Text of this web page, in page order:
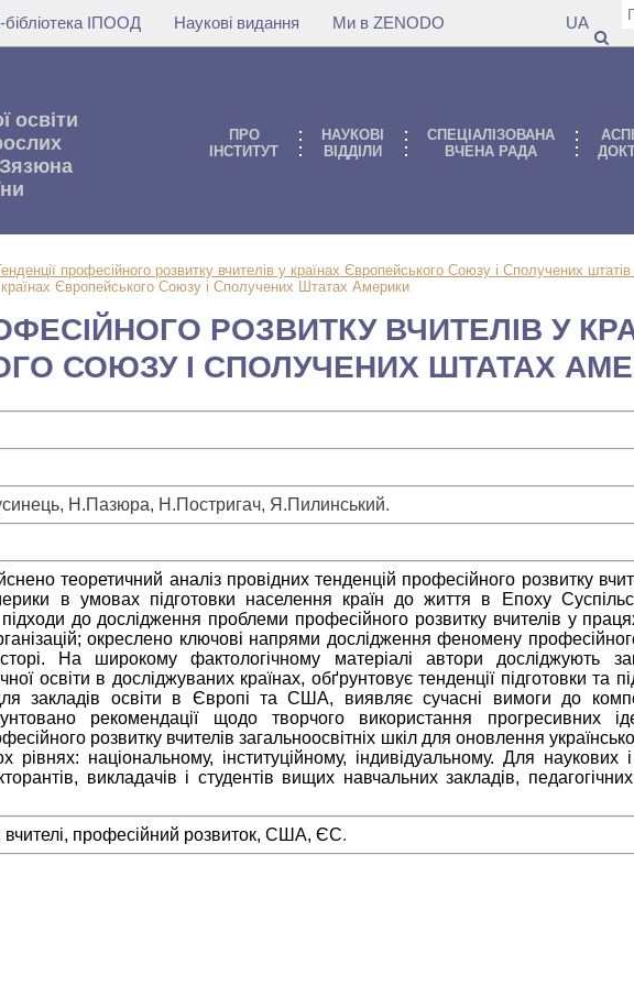
бібліотека ІПООД Наукові видання Ми в ZENODO UA
освіти
Зязюна
ПРО
IНСТИТУТ
НАУКОВI
ВIДДIЛИ
СПЕЦІАЛІЗОВАНА
ВЧЕНА РАДА
професійного розвитку вчителів у країнах Європейського Союзу і Сполучених
країнах Європейського Союзу і Сполучених Штатах Америки
РОЗВИТКУ ВЧИТЕЛІВ У
СОЮЗУ І СПОЛУЧЕНИХ ШТАТАХ
Н.Пазюра, Н.Постригач, Я.Пилинський.
теоретичний аналіз провідних тенденцій професійного розвитку
в умовах підготовки населення країн до життя в Епоху
до дослідження проблеми професійного розвитку вчителів у
окреслено ключові напрями дослідження феномену
На широкому фактологічному матеріалі автори досліджують
освіти в досліджуваних країнах, обґрунтовує тенденції підготовки та
закладів освіти в Європі та США, виявляє сучасні вимоги до
рекомендації щодо творчого використання прогресивних
розвитку вчителів загальноосвітніх шкіл для оновлення
рівнях: національному, інституційному, індивідуальному. Для наукових
викладачів і студентів вищих навчальних закладів,
вчителі, професійний розвиток, США, ЄС.